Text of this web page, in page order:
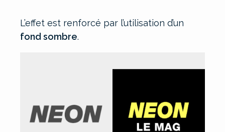
L’effet est renforcé par l’utilisation d’un
fond sombre.